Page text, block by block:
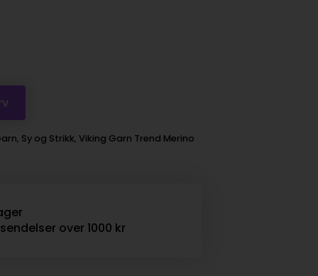
, Sy og Strikk,Viking Garn Trend Merino
over 1000 kr